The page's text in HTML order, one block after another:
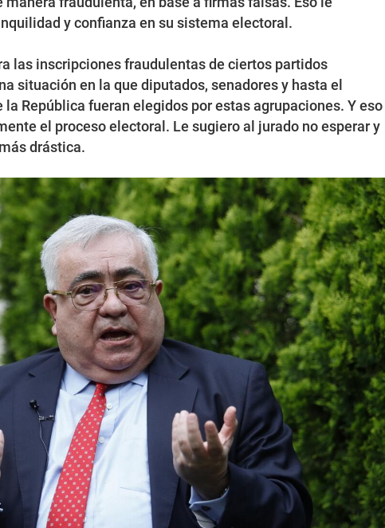
y confianza en su sistema electoral.
las inscripciones fraudulentas de ciertos partidos
situación en la que diputados, senadores y hasta el
República fueran elegidos por estas agrupaciones. Y eso
el proceso electoral. Le sugiero al jurado no esperar y
drástica.